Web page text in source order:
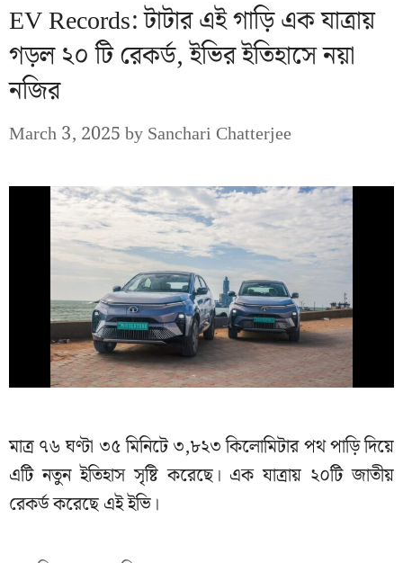
EV Records: টাটার এই গাড়ি এক যাত্রায়
গড়ল ২০ টি রেকর্ড, ইভির ইতিহাসে নয়া
নজির
March 3, 2025bySanchari Chatterjee
মাত্র ৭৬ ঘণ্টা ৩৫ মিনিটে ৩,৮২৩ কিলোমিটার পথ পাড়ি দিয়ে
এটি নতুন ইতিহাস সৃষ্টি করেছে। এক যাত্রায় ২০টি জাতীয়
রেকর্ড করেছে এই ইভি।